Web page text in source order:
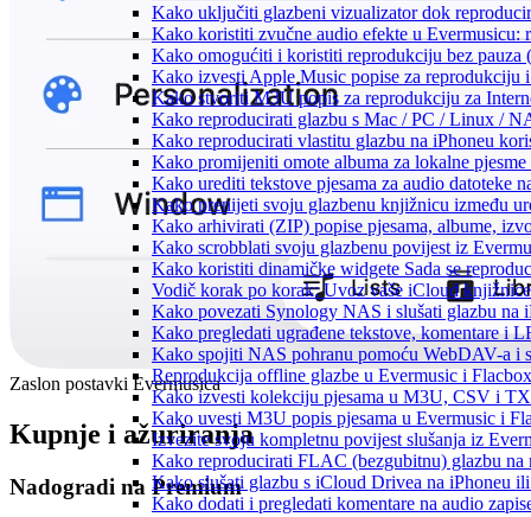
Kako uključiti glazbeni vizualizator dok
Kako koristiti zvučne audio efekte u Evermusicu:
Kako omogućiti i koristiti reprodukciju bez pauza
Kako izvesti Apple Music popise za reprodukciju
Kako stvoriti M3U popis za reprodukciju za
Kako reproducirati glazbu s Mac / PC / Linux /
Kako reproducirati vlastitu glazbu na iPhoneu
Kako promijeniti omote albuma za lokalne
Kako urediti tekstove pjesama za audio datoteke
Kako prenijeti svoju glazbenu knjižnicu između
Kako arhivirati (ZIP) popise pjesama, albume,
Kako scrobblati svoju glazbenu povijest iz
Kako koristiti dinamičke widgete Sada se
Vodič korak po korak: Uvoz vaše iCloud
Kako povezati Synology NAS i slušati glazbu na
Kako pregledati ugrađene tekstove, komentare i
Kako spojiti NAS pohranu pomoću WebDAV-a i
Reprodukcija offline glazbe u Evermusic i
Kako izvesti kolekciju pjesama u M3U, CSV i
Kako uvesti M3U popis pjesama u Evermusic i
Izvezite svoju kompletnu povijest slušanja iz
Kako reproducirati FLAC (bezgubitnu) glazbu na
Kako slušati glazbu s iCloud Drivea na iPhoneu
Kako dodati i pregledati komentare na audio
Zaslon postavki Evermusicа
Kupnje i ažuriranja
Nadogradi na Premium